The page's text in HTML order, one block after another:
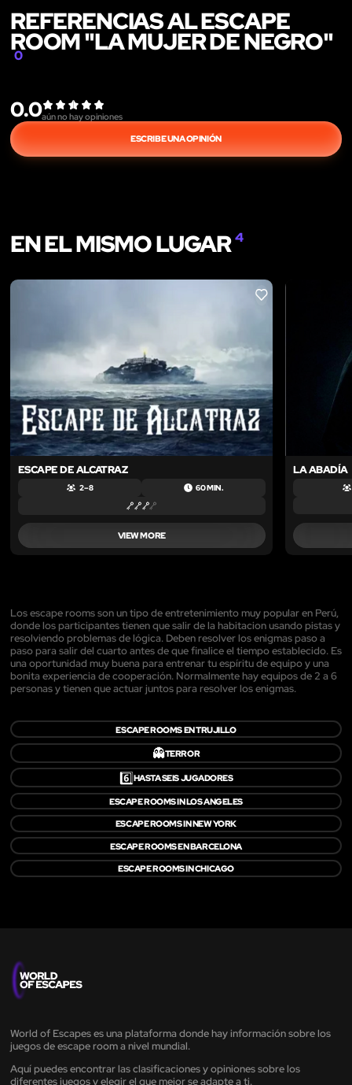
REFERENCIAS AL ESCAPE
ROOM "LA MUJER DE NEGRO"
0
0.0aún no hay opiniones
ESCRIBE UNA OPINIÓN
EN EL MISMO LUGAR4
LIKE
ESCAPE DE ALCATRAZ
2 – 8 60 MIN.
VIEW MORE
LA ABADÍA
Los escape rooms son un tipo de entretenimiento muy popular en Perú,
donde los participantes tienen que salir de la habitacion usando pistas y
resolviendo problemas de lógica. Deben resolver los enigmas paso a
paso para salir del cuarto antes de que finalice el tiempo establecido. Es
una oportunidad muy buena para entrenar tu espíritu de equipo y una
bonita experiencia de cooperación. Normalmente hay equipos de 2 a 6
personas y tienen que actuar juntos para resolver los enigmas.
ESCAPE ROOMS EN TRUJILLO
👻TERROR
6️⃣HASTA SEIS JUGADORES
ESCAPE ROOMS IN LOS ANGELES
ESCAPE ROOMS IN NEW YORK
ESCAPE ROOMS EN BARCELONA
ESCAPE ROOMS IN CHICAGO
World of Escapes es una plataforma donde hay información sobre los
juegos de escape room a nivel mundial.
Aquí puedes encontrar las clasificaciones y opiniones sobre los
diferentes juegos y elegir el que mejor se adapte a ti.